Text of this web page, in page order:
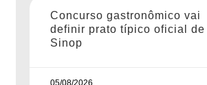
Concurso gastronômico vai
definir prato típico oficial de
Sinop